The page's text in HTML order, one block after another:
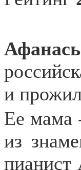
и
Ее мама
из
пианист